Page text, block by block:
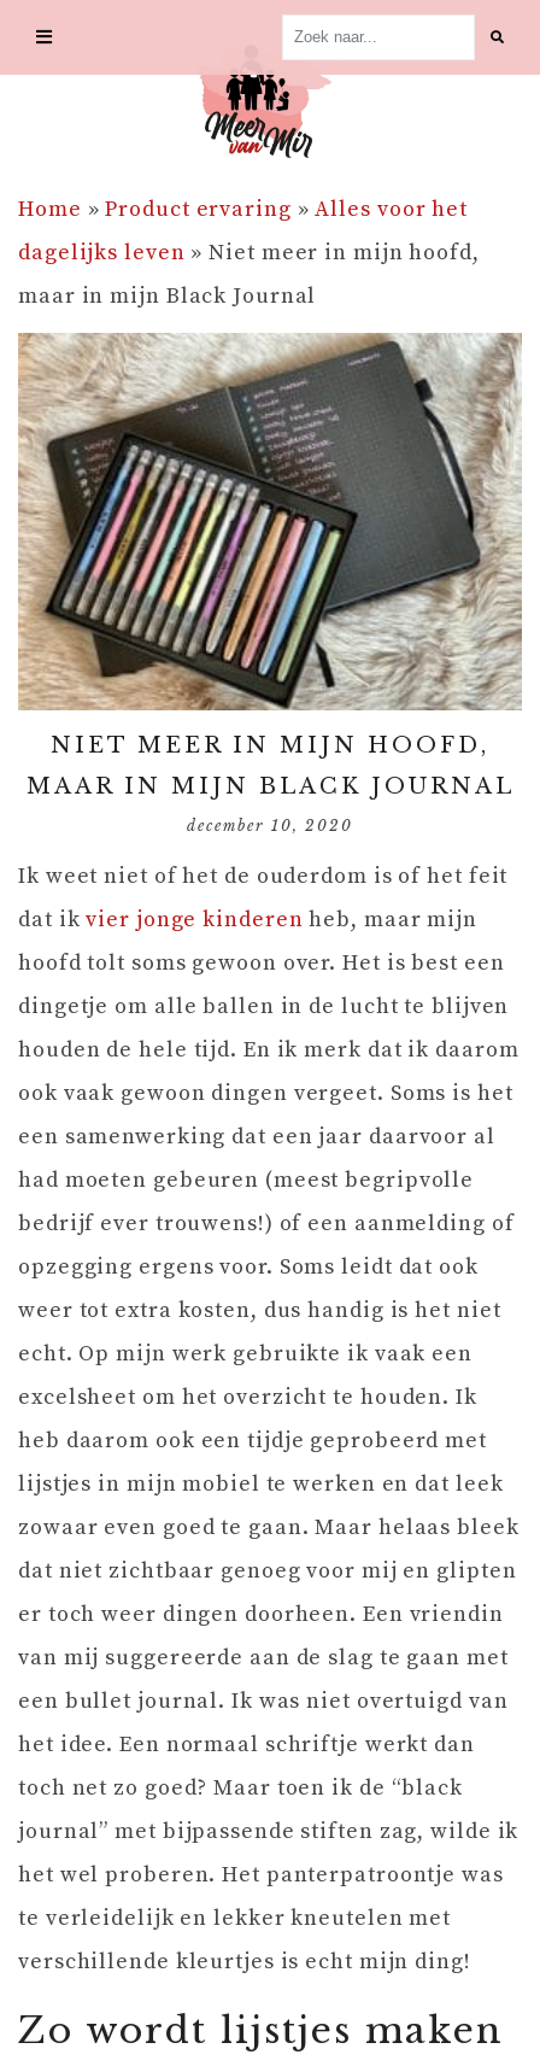
Home »Product ervaring »Alles voor het
dagelijks leven »Niet meer in mijn hoofd,
maar in mijn Black Journal
NIET MEER IN MIJN HOOFD,
MAAR IN MIJN BLACK JOURNAL
december 10, 2020
Ik weet niet of het de ouderdom is of het feit
dat ikvier jonge kinderen heb, maar mijn
hoofd tolt soms gewoon over. Het is best een
dingetje om alle ballen in de lucht te blijven
houden de hele tijd. En ik merk dat ik daarom
ook vaak gewoon dingen vergeet. Soms is het
een samenwerking dat een jaar daarvoor al
had moeten gebeuren (meest begripvolle
bedrijf ever trouwens!) of een aanmelding of
opzegging ergens voor. Soms leidt dat ook
weer tot extra kosten, dus handig is het niet
echt. Op mijn werk gebruikte ik vaak een
excelsheet om het overzicht te houden. Ik
heb daarom ook een tijdje geprobeerd met
lijstjes in mijn mobiel te werken en dat leek
zowaar even goed te gaan. Maar helaas bleek
dat niet zichtbaar genoeg voor mij en glipten
er toch weer dingen doorheen. Een vriendin
van mij suggereerde aan de slag te gaan met
een bullet journal. Ik was niet overtuigd van
het idee. Een normaal schriftje werkt dan
toch net zo goed? Maar toen ik de “black
journal” met bijpassende stiften zag, wilde ik
het wel proberen. Het panterpatroontje was
te verleidelijk en lekker kneutelen met
verschillende kleurtjes is echt mijn ding!
Zo wordt lijstjes maken